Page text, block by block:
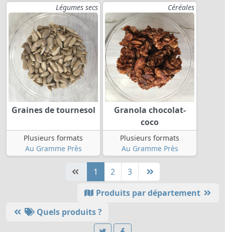
Légumes secs
Graines de tournesol
Plusieurs formats
Au Gramme Près
Céréales
Granola chocolat-
coco
Plusieurs formats
Au Gramme Près
1 2
3
Produits par département
Quels produits ?